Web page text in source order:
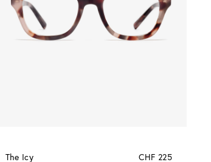
The Icy
CHF 225